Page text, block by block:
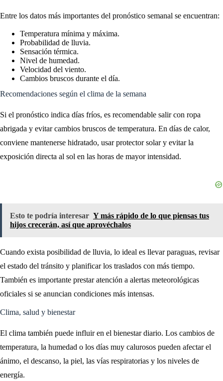
Entre los datos más importantes del pronóstico semanal se encuentran:
Temperatura mínima y máxima.
Probabilidad de lluvia.
Sensación térmica.
Nivel de humedad.
Velocidad del viento.
Cambios bruscos durante el día.
Recomendaciones según el clima de la semana
Si el pronóstico indica días fríos, es recomendable salir con ropa
abrigada y evitar cambios bruscos de temperatura. En días de calor,
conviene mantenerse hidratado, usar protector solar y evitar la
exposición directa al sol en las horas de mayor intensidad.
Esto te podría interesar Y más rápido de lo que piensas tus
hijos crecerán, así que aprovéchalos
Cuando exista posibilidad de lluvia, lo ideal es llevar paraguas, revisar
el estado del tránsito y planificar los traslados con más tiempo.
También es importante prestar atención a alertas meteorológicas
oficiales si se anuncian condiciones más intensas.
Clima, salud y bienestar
El clima también puede influir en el bienestar diario. Los cambios de
temperatura, la humedad o los días muy calurosos pueden afectar el
ánimo, el descanso, la piel, las vías respiratorias y los niveles de
energía.